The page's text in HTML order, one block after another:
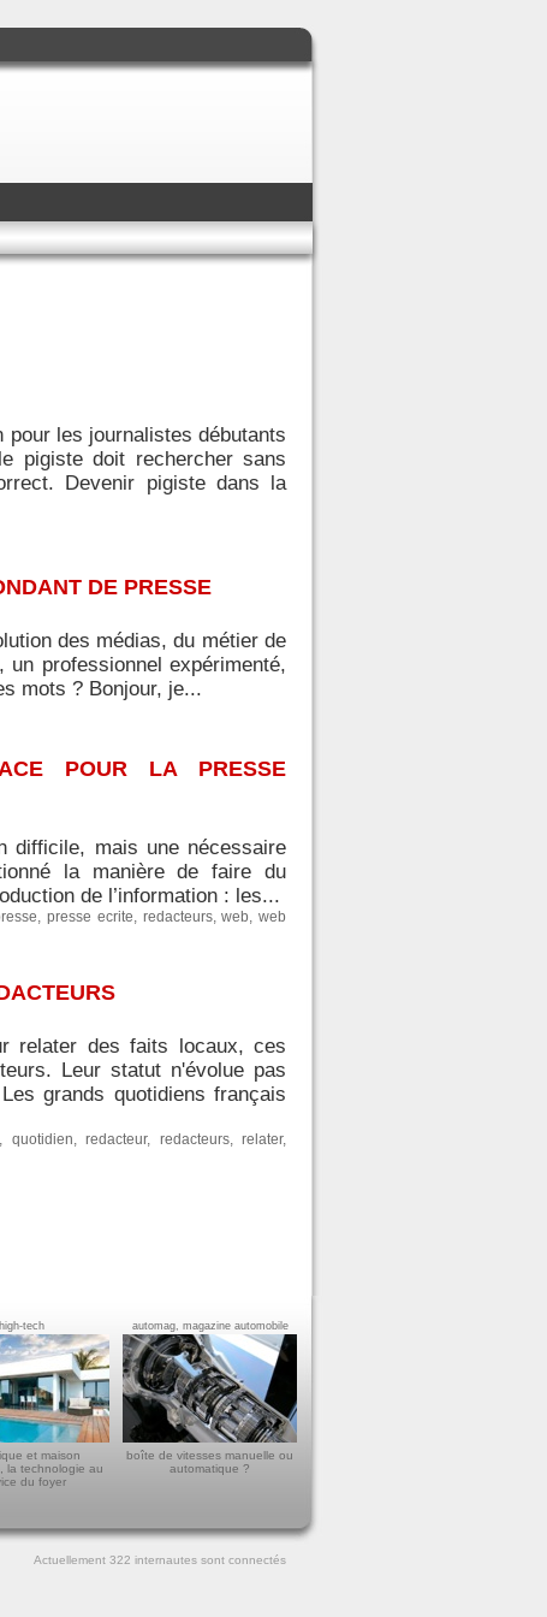
les journalistes débutants
pigiste doit rechercher sans
Devenir pigiste dans la
DE PRESSE
des médias, du métier de
professionnel expérimenté,
mots ? Bonjour, je...
POUR LA PRESSE
difficile, mais une nécessaire
la manière de faire du
de l’information : les...
,presse ecrite, redacteurs,web,web
relater des faits locaux, ces
Leur statut n'évolue pas
grands quotidiens français
, quotidien,redacteur, redacteurs,relater,
high-tech
et maison
la technologie au
du foyer
automag, magazine automobile
boîte de vitesses manuelle ou
automatique ?
Actuellement 322 internautes sont connectés